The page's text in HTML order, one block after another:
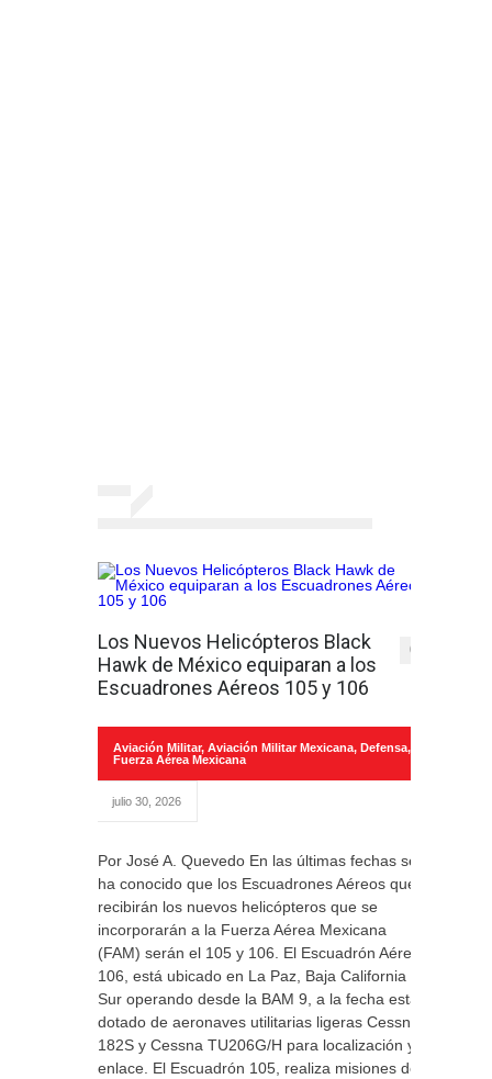
Los Nuevos Helicópteros Black
Hawk de México equiparan a los
Escuadrones Aéreos 105 y 106
0
Aviación Militar, Aviación Militar Mexicana, Defensa,
Fuerza Aérea Mexicana
julio 30, 2026
Por José A. Quevedo En las últimas fechas se
ha conocido que los Escuadrones Aéreos que
recibirán los nuevos helicópteros que se
incorporarán a la Fuerza Aérea Mexicana
(FAM) serán el 105 y 106. El Escuadrón Aéreo
106, está ubicado en La Paz, Baja California
Sur operando desde la BAM 9, a la fecha está
dotado de aeronaves utilitarias ligeras Cessna
182S y Cessna TU206G/H para localización y
enlace. El Escuadrón 105, realiza misiones de